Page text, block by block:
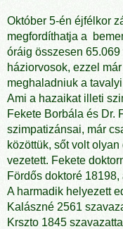
Október 5-én éjfélkor
megfordíthatja a
óráig összesen
háziorvosok, ezzel
meghaladniuk a
Ami a hazaikat illeti
Fekete Borbála és Dr.
szimpatizánsai, már
közöttük, sőt volt
vezetett. Fekete
Fördős doktoré
A harmadik helyezett
Kalászné 2561
Krszto 1845